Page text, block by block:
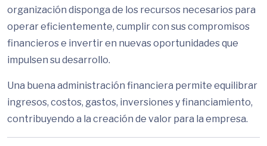
organización disponga de los recursos necesarios para
operar eficientemente, cumplir con sus compromisos
financieros e invertir en nuevas oportunidades que
impulsen su desarrollo.
Una buena administración financiera permite equilibrar
ingresos, costos, gastos, inversiones y financiamiento,
contribuyendo a la creación de valor para la empresa.